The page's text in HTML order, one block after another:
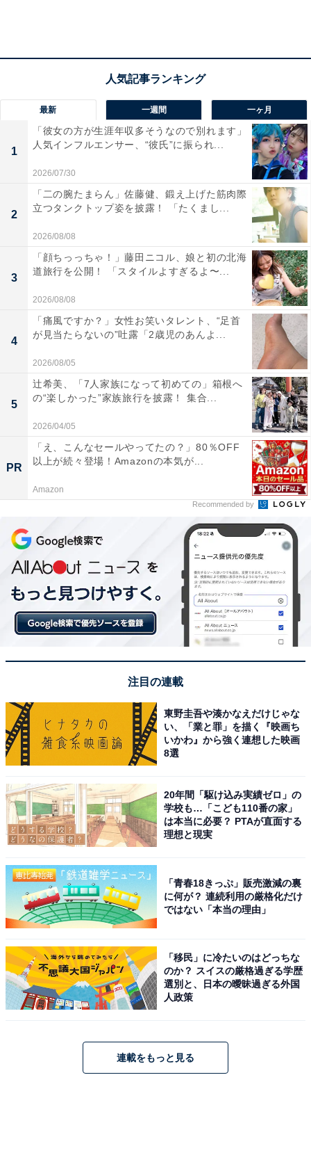
最新 一週間 一ヶ月
1
「彼女の方が生涯年収多そうなので別れます」
人気インフルエンサー、“彼氏”に振られ...
2026/07/30
2
「二の腕たまらん」佐藤健、鍛え上げた筋肉際
立つタンクトップ姿を披露！ 「たくまし...
2026/08/08
3
「顔ちっっちゃ！」藤田ニコル、娘と初の北海
道旅行を公開！ 「スタイルよすぎるよ〜...
2026/08/08
4
「痛風ですか？」女性お笑いタレント、“足首
が見当たらないの”吐露「2歳児のあんよ...
2026/08/05
5
辻希美、「7人家族になって初めての」箱根へ
の“楽しかった”家族旅行を披露！ 集合...
2026/04/05
PR
「え、こんなセールやってたの？」80％OFF
以上が続々登場！Amazonの本気が...
Amazon
Recommended by
注目の連載
東野圭吾や湊かなえだけじゃな
い、「業と罪」を描く『映画ち
いかわ』から強く連想した映画
8選
20年間「駆け込み実績ゼロ」の
学校も…「こども110番の家」
は本当に必要？ PTAが直面する
理想と現実
「青春18きっぷ」販売激減の裏
に何が？ 連続利用の厳格化だけ
ではない「本当の理由」
「移民」に冷たいのはどっちな
のか？ スイスの厳格過ぎる学歴
選別と、日本の曖昧過ぎる外国
人政策
連載をもっと見る